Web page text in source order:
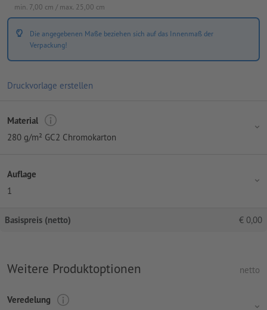
min. 7,00 cm / max. 25,00 cm
Die angegebenen Maße beziehen sich auf das Innenmaß der
Verpackung!
Druckvorlage erstellen
Material
280 g/m² GC2 Chromokarton
Auflage
1
Basispreis (netto) € 0,00
Weitere Produktoptionen netto
Veredelung